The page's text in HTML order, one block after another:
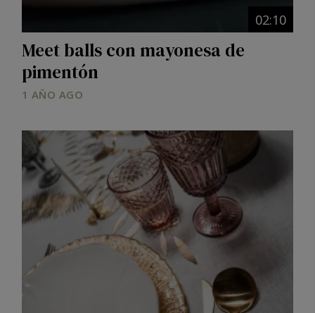
02:10
Meet balls con mayonesa de
pimentón
1 AÑO AGO
Image